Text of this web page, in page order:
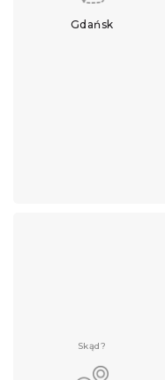
Gdańsk
Skąd?